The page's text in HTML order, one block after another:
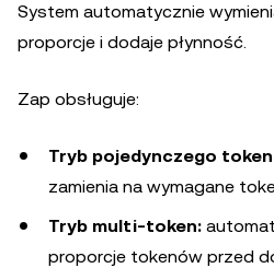
System automatycznie
proporcje i dodaje płynność.
Zap obsługuje:
Tryb pojedynczego
zamienia na wymagane
Tryb multi-token:
proporcje tokenów przed